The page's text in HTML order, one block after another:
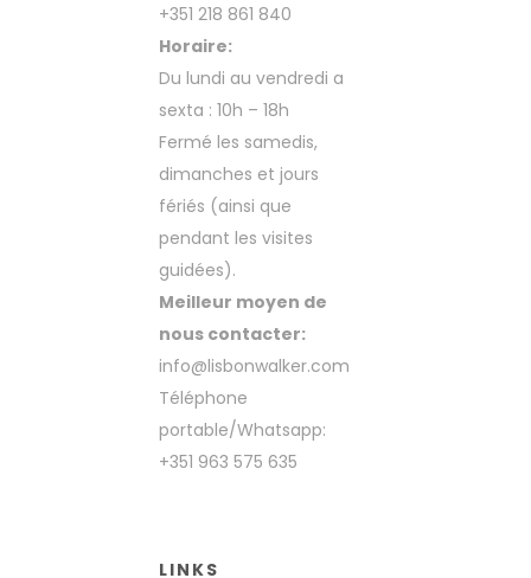
+351 218 861 840
Horaire:
Du lundi au vendredi a
sexta : 10h – 18h
Fermé les samedis,
dimanches et jours
fériés (ainsi que
pendant les visites
guidées).
Meilleur moyen de
nous contacter:
info@lisbonwalker.com
Téléphone
portable/Whatsapp:
+351 963 575 635
LINKS